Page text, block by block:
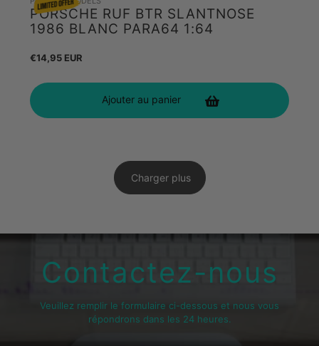
PORSCHE RUF BTR SLANTNOSE
1986 BLANC PARA64 1:64
Prix
habituel
€14,95 EUR
Ajouter au panier
Charger plus
Contactez-nous
Veuillez remplir le formulaire ci-dessous et nous vous
répondrons dans les 24 heures.